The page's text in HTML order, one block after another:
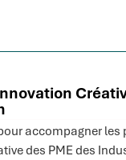
accompagner les
des PME des